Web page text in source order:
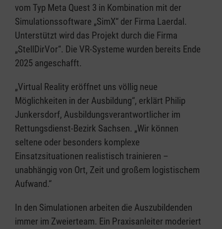
vom Typ Meta Quest 3 in Kombination mit der
Simulationssoftware „SimX“ der Firma Laerdal.
Unterstützt wird das Projekt durch die Firma
„StellDirVor“. Die VR-Systeme wurden bereits Ende
2025 angeschafft.
„Virtual Reality eröffnet uns völlig neue
Möglichkeiten in der Ausbildung“, erklärt Philip
Junkersdorf, Ausbildungsverantwortlicher im
Rettungsdienst-Bezirk Sachsen. „Wir können
seltene oder besonders komplexe
Einsatzsituationen realistisch trainieren –
unabhängig von Ort, Zeit und großem logistischem
Aufwand.“
In den Simulationen arbeiten die Auszubildenden
immer im Zweierteam. Ein Praxisanleiter moderiert